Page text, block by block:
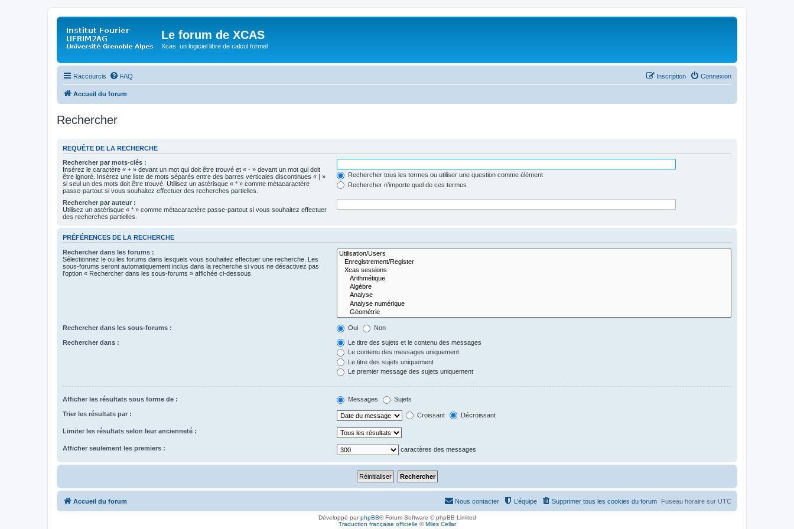
Le forum de XCAS
Xcas: un logiciel libre de calcul formel
Raccourcis FAQ Connexion
Inscription
Accueil du forum
Rechercher
REQUÊTE DE LA RECHERCHE
Rechercher par mots-clés :
Insérez le caractère « + » devant un mot qui doit être trouvé et « - » devant un mot qui doit
être ignoré. Insérez une liste de mots séparés entre des barres verticales discontinues « | »
si seul un des mots doit être trouvé. Utilisez un astérisque « * » comme métacaractère
passe-partout si vous souhaitez effectuer des recherches partielles.
Rechercher tous les termes ou utiliser une question comme élément
Rechercher n’importe quel de ces termes
Rechercher par auteur :
Utilisez un astérisque « * » comme métacaractère passe-partout si vous souhaitez effectuer
des recherches partielles.
PRÉFÉRENCES DE LA RECHERCHE
Rechercher dans les forums :
Sélectionnez le ou les forums dans lesquels vous souhaitez effectuer une recherche. Les
sous-forums seront automatiquement inclus dans la recherche si vous ne désactivez pas
l’option « Rechercher dans les sous-forums » affichée ci-dessous.
Rechercher dans les sous-forums : Oui Non
Rechercher dans :
Le titre des sujets et le contenu des messages
Le contenu des messages uniquement
Le titre des sujets uniquement
Le premier message des sujets uniquement
Afficher les résultats sous forme de : Messages Sujets
Trier les résultats par : Croissant Décroissant
Limiter les résultats selon leur ancienneté :
Afficher seulement les premiers : caractères des messages
Accueil du forum Fuseau horaire sur UTC
Supprimer tous les cookies du forum
L’équipe
Nous contacter
Développé parphpBB® Forum Software © phpBB Limited
Traduction française officielle ©Miles Cellar